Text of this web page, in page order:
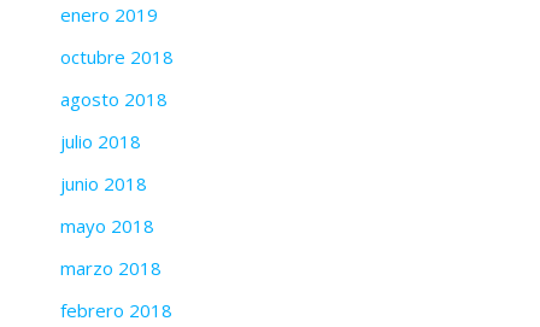
enero 2019
octubre 2018
agosto 2018
julio 2018
junio 2018
mayo 2018
marzo 2018
febrero 2018